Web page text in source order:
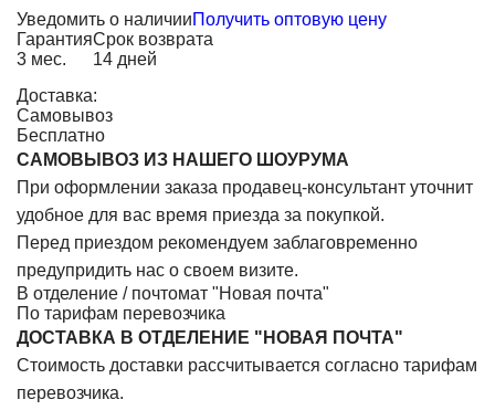
Уведомить о наличииПолучить оптовую цену
Гарантия
3 мес.
Срок возврата
14 дней
Доставка:
Самовывоз
Бесплатно
САМОВЫВОЗ ИЗ НАШЕГО ШОУРУМА
При оформлении заказа продавец-консультант уточнит
удобное для вас время приезда за покупкой.
Перед приездом рекомендуем заблаговременно
предупридить нас о своем визите.
В отделение / почтомат "Новая почта"
По тарифам перевозчика
ДОСТАВКА В ОТДЕЛЕНИЕ "НОВАЯ ПОЧТА"
Стоимость доставки рассчитывается согласно тарифам
перевозчика.